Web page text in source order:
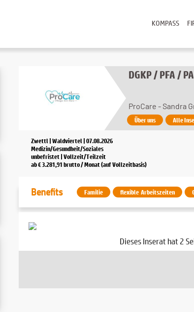
KOMPASS
DGKP / PFA / PA
ProCare - Sandra
Über uns Alle
Zwettl | Waldviertel | 07.08.2026
Medizin/Gesundheit/Soziales
unbefristet | Vollzeit/Teilzeit
ab € 3.281,91 brutto / Monat (auf Vollzeitbasis)
Benefits Familie flexible Arbeitszeiten
Dieses Inserat hat 2